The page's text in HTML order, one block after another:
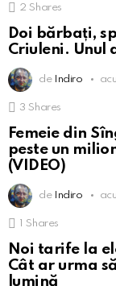
2 Shares
Doi bărbați,
Criuleni. Unul
de Indiro
3 Shares
Femeie din
peste un
(VIDEO)
de Indiro
1 Shares
Noi tarife la
Cât ar urma
lumină